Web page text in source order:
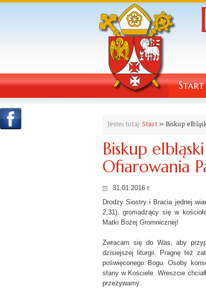
Start
Jesteś tutaj: Start » Biskup
Biskup
Ofiarowania
31.01.2016 r.
Drodzy Siostry i Bracia jednej
2,31), gromadzący się w
Matki Bożej Gromnicznej!
Zwracam się do Was, aby
dzisiejszej liturgii. Pragnę też
poświęconego Bogu. Osoby
stany w Kościele. Wreszcie
przeżywamy.